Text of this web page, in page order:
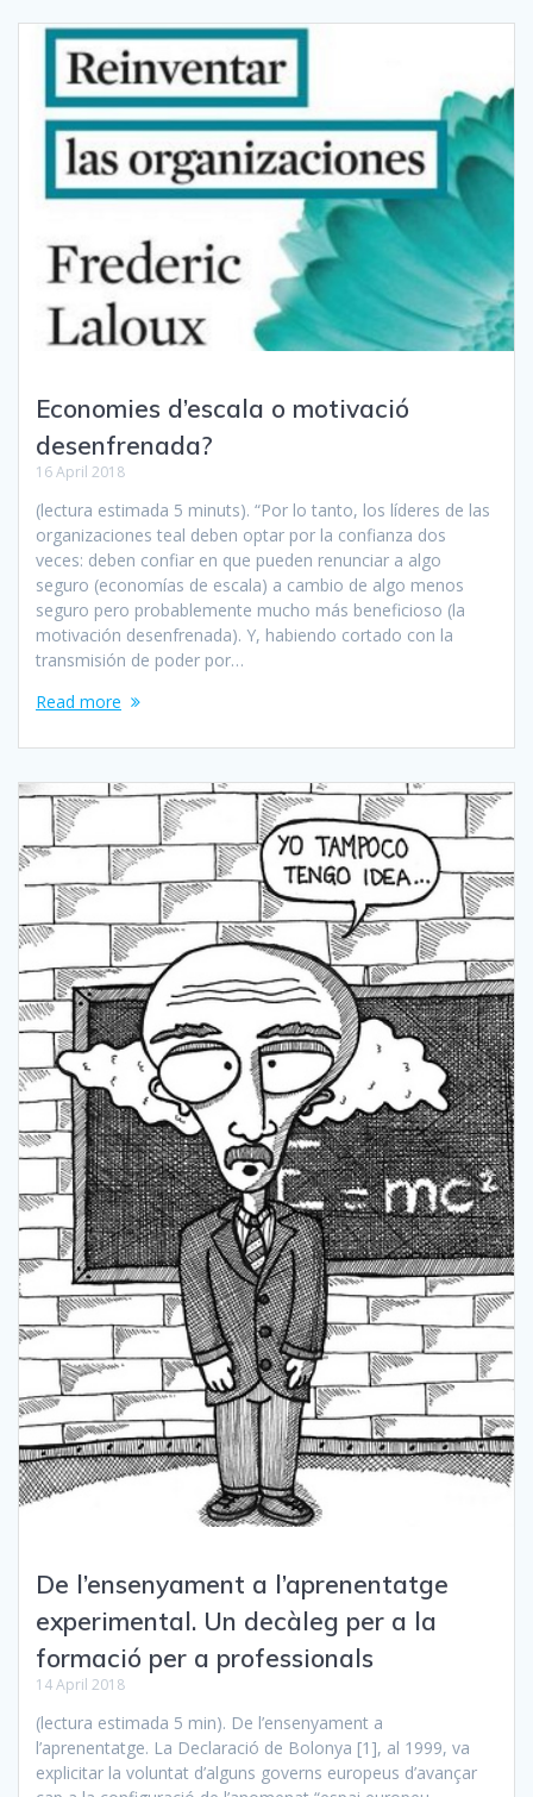
Economies d’escala o motivació
desenfrenada?
16 April 2018
(lectura estimada 5 minuts). “Por lo tanto, los líderes de las
organizaciones teal deben optar por la confianza dos
veces: deben confiar en que pueden renunciar a algo
seguro (economías de escala) a cambio de algo menos
seguro pero probablemente mucho más beneficioso (la
motivación desenfrenada). Y, habiendo cortado con la
transmisión de poder por…
Read more
De l’ensenyament a l’aprenentatge
experimental. Un decàleg per a la
formació per a professionals
14 April 2018
(lectura estimada 5 min). De l’ensenyament a
l’aprenentatge. La Declaració de Bolonya [1], al 1999, va
explicitar la voluntat d’alguns governs europeus d’avançar